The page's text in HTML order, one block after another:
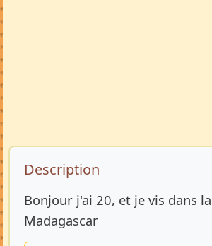
Description de
Description
Bonjour j'ai 20, et je vis dans
Madagascar